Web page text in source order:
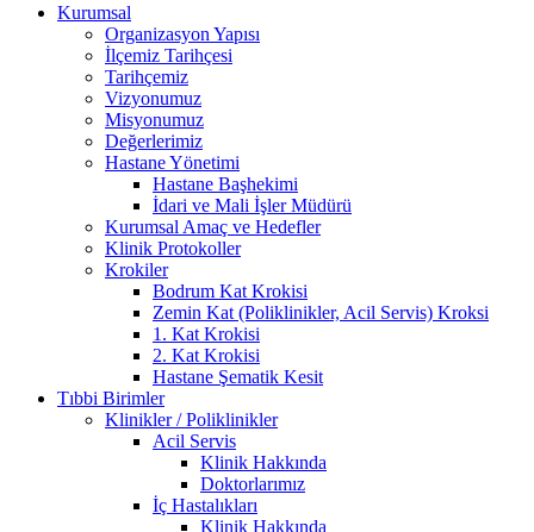
Kurumsal
Organizasyon Yapısı
İlçemiz Tarihçesi
Tarihçemiz
Vizyonumuz
Misyonumuz
Değerlerimiz
Hastane Yönetimi
Hastane Başhekimi
İdari ve Mali İşler Müdürü
Kurumsal Amaç ve Hedefler
Klinik Protokoller
Krokiler
Bodrum Kat Krokisi
Zemin Kat (Poliklinikler, Acil Servis) Kroksi
1. Kat Krokisi
2. Kat Krokisi
Hastane Şematik Kesit
Tıbbi Birimler
Klinikler / Poliklinikler
Acil Servis
Klinik Hakkında
Doktorlarımız
İç Hastalıkları
Klinik Hakkında